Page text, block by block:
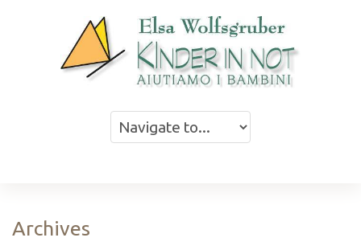
Archives